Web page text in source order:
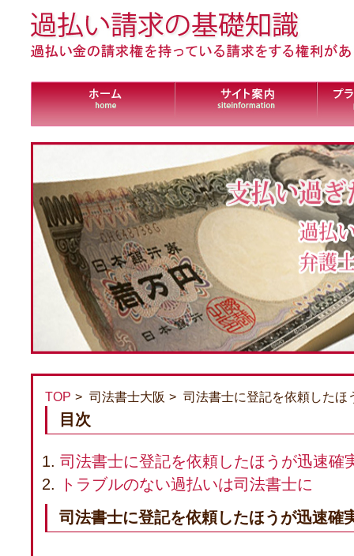
TOP 司法書士大阪 司法書士に登記を依頼したほ
目次
司法書士に登記を依頼したほうが迅速確
トラブルのない過払いは司法書士に
司法書士に登記を依頼したほうが迅速確